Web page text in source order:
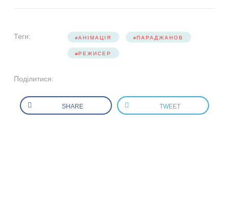
Теги: АНІМАЦІЯ ПАРАДЖАНОВ
РЕЖИСЕР
Поділитися:
SHARE TWEET